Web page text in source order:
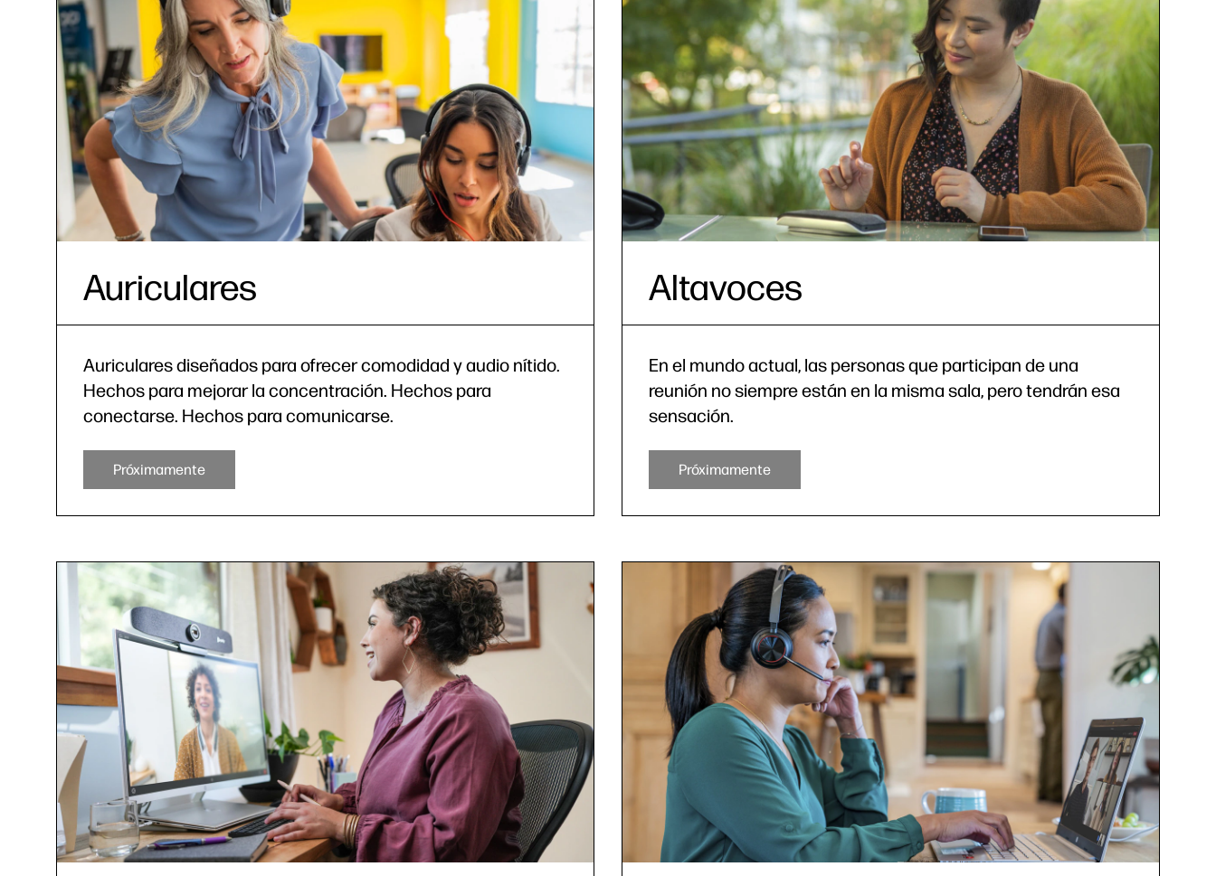
Auriculares
Auriculares diseñados para ofrecer comodidad y audio nítido.
Hechos para mejorar la concentración. Hechos para
conectarse. Hechos para comunicarse.
Próximamente
Altavoces
En el mundo actual, las personas que participan de una
reunión no siempre están en la misma sala, pero tendrán esa
sensación.
Próximamente